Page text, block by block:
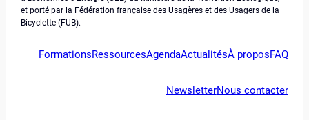
et porté par la Fédération française des Usagères et des Usagers de la
Bicyclette (FUB).
FormationsRessourcesAgendaActualitésÀ proposFAQ
NewsletterNous contacter